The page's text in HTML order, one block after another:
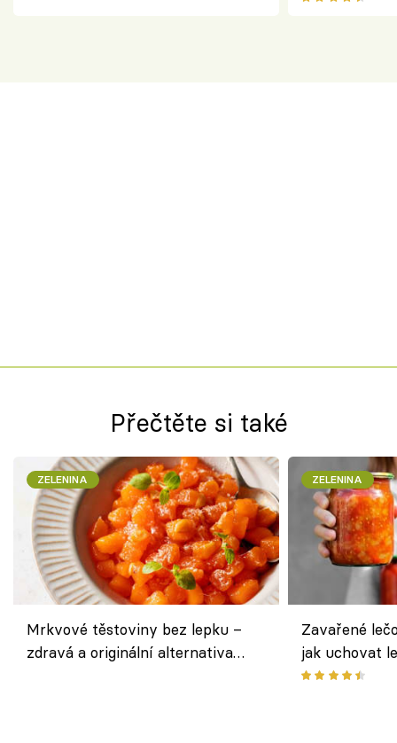
Přečtěte si také
ZELENINA
Mrkvové těstoviny bez lepku –
zdravá a originální alternativa
ZELENINA
Zavařené
jak uchovat